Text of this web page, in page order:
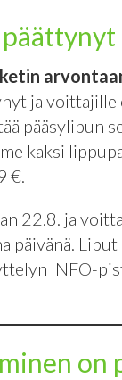
ja
pääsylipun
kaksi
€.
22.8. ja
päivänä. Liput
INFO-
on